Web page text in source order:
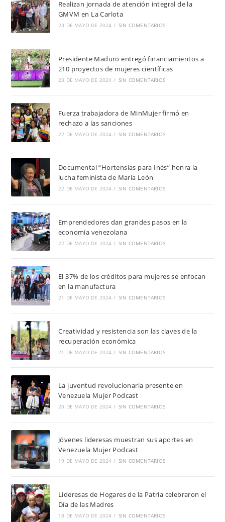
Realizan jornada de atención integral de la
GMVM en La Carlota
23 DE MAYO DE 2024 / SIN COMENTARIOS
Presidente Maduro entregó financiamientos a
210 proyectos de mujeres científicas
23 DE MAYO DE 2024 / SIN COMENTARIOS
Fuerza trabajadora de MinMujer firmó en
rechazo a las sanciones
22 DE MAYO DE 2024 / SIN COMENTARIOS
Documental “Hortensias para Inés” honra la
lucha feminista de María León
22 DE MAYO DE 2024 / SIN COMENTARIOS
Emprendedores dan grandes pasos en la
economía venezolana
22 DE MAYO DE 2024 / SIN COMENTARIOS
El 37% de los créditos para mujeres se enfocan
en la manufactura
21 DE MAYO DE 2024 / SIN COMENTARIOS
Creatividad y resistencia son las claves de la
recuperación económica
21 DE MAYO DE 2024 / SIN COMENTARIOS
La juventud revolucionaria presente en
Venezuela Mujer Podcast
20 DE MAYO DE 2024 / SIN COMENTARIOS
Jóvenes lideresas muestran sus aportes en
Venezuela Mujer Podcast
19 DE MAYO DE 2024 / SIN COMENTARIOS
Lideresas de Hogares de la Patria celebraron el
Día de las Madres
18 DE MAYO DE 2024 / SIN COMENTARIOS